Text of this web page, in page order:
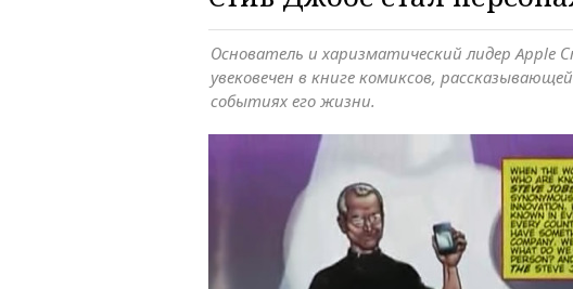
Основатель и харизматический лидер Apple
увековечен в книге комиксов,
событиях его жизни.